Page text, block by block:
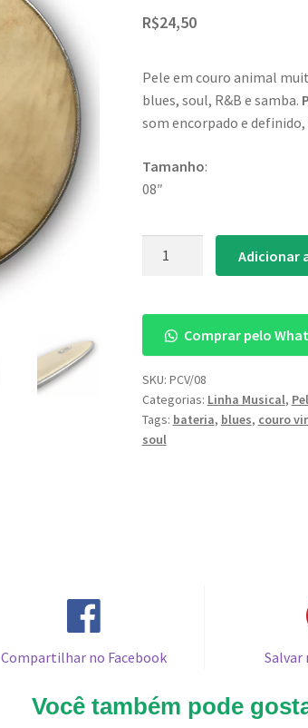
R$24,50
Pele em couro animal
blues, soul, R&B e samba.
som encorpado e
Tamanho:
08″
Pro
quantidade
Adicionar
Comprar pelo
SKU: PCV/08
Categorias: Linha Musical,
Tags: bateria, blues, couro
soul
Compartilhar no Facebook
Você também pode